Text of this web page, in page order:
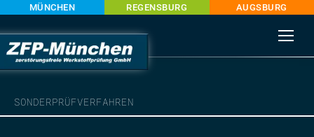
MÜNCHEN REGENSBURG AUGSBURG
SONDERPRÜFVERFAHREN